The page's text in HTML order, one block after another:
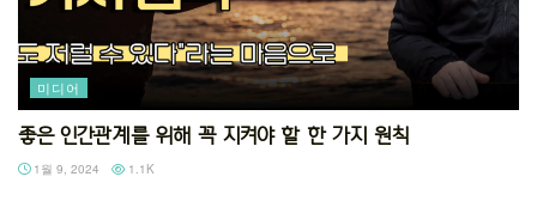
미디어
좋은 인간관계를 위해 꼭 지켜야 할 한 가지 원칙
1월 9, 2024 1.1K